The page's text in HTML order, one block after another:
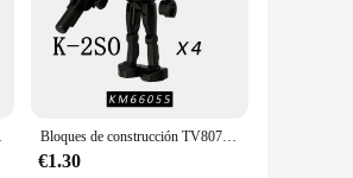
Puerto IIC Bloques de construcción TV8072 Bantha, KT1074, bloques de construcción, soldado clon de Snowtrooper, figura de Stormtrooper, Mini figuritas, Droid Kid Toy
€1.30